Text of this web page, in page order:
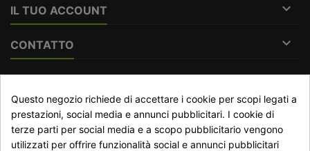
IL TUO ACCOUNT 
CONTATTO 
Traccia stato del recesso
Questo negozio richiede di accettare i cookie per scopi legati a
prestazioni, social media e annunci pubblicitari. I cookie di
terze parti per social media e a scopo pubblicitario vengono
utilizzati per offrire funzionalità social e annunci pubblicitari